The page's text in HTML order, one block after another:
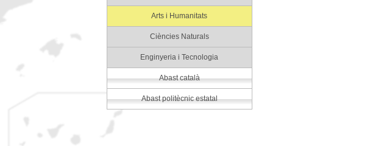
Arts i Humanitats
Ciències Naturals
Enginyeria i Tecnologia
Abast català
Abast politècnic estatal